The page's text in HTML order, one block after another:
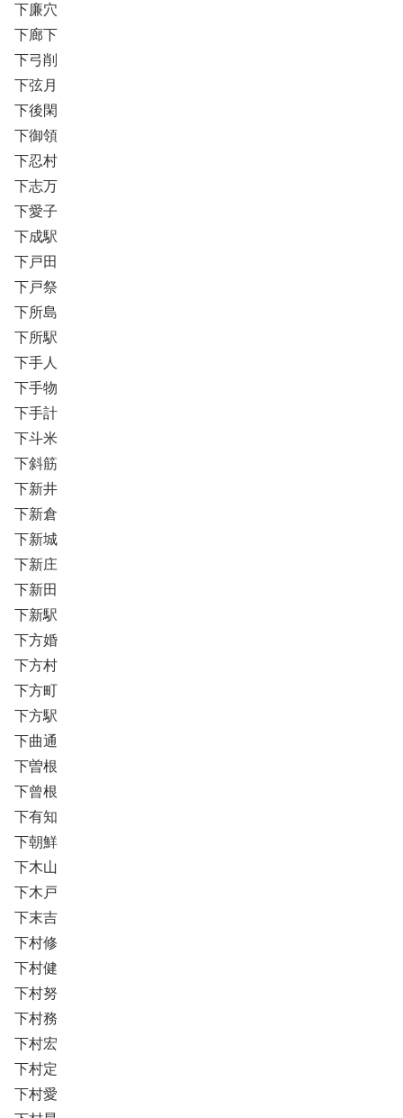
下廉穴
下廊下
下弓削
下弦月
下後閑
下御領
下忍村
下志万
下愛子
下成駅
下戸田
下戸祭
下所島
下所駅
下手人
下手物
下手計
下斗米
下斜筋
下新井
下新倉
下新城
下新庄
下新田
下新駅
下方婚
下方村
下方町
下方駅
下曲通
下曽根
下曾根
下有知
下朝鮮
下木山
下木戸
下末吉
下村修
下村健
下村努
下村務
下村宏
下村定
下村愛